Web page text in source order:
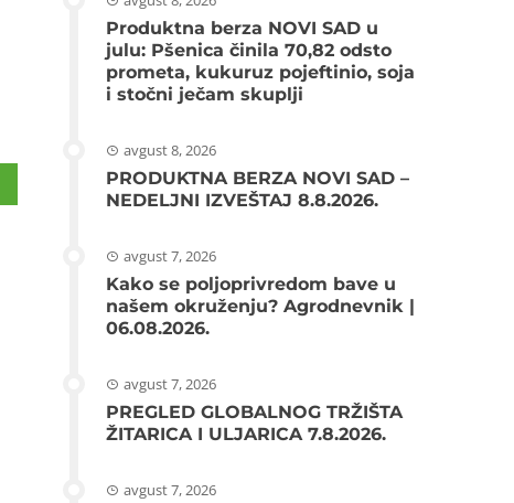
Produktna berza NOVI SAD u
julu: Pšenica činila 70,82 odsto
prometa, kukuruz pojeftinio, soja
i stočni ječam skuplji
avgust 8, 2026
PRODUKTNA BERZA NOVI SAD –
NEDELJNI IZVEŠTAJ 8.8.2026.
avgust 7, 2026
Kako se poljoprivredom bave u
našem okruženju? Agrodnevnik |
06.08.2026.
avgust 7, 2026
PREGLED GLOBALNOG TRŽIŠTA
ŽITARICA I ULJARICA 7.8.2026.
avgust 7, 2026